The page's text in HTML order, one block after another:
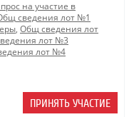
на участие в
сведения лот №1
, Общ сведения лот
лот №3
лот №4
ПРИНЯТЬ УЧАСТИЕ